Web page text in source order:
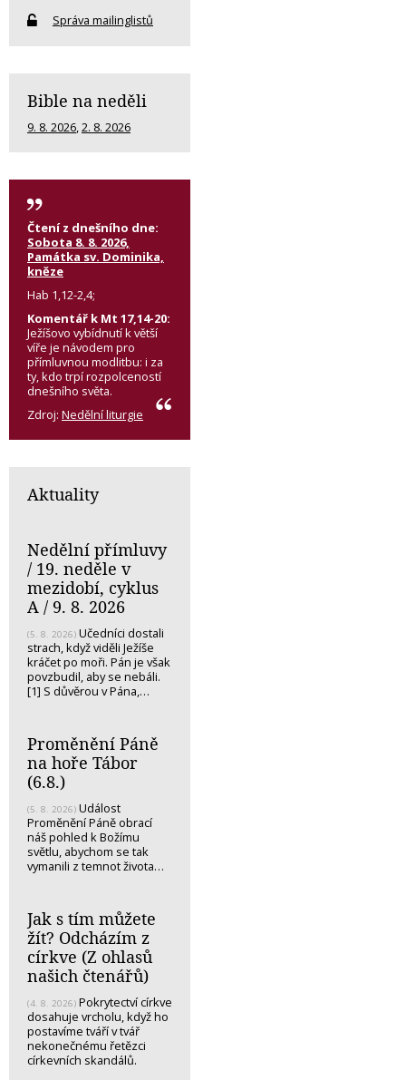
Správa mailinglistů
Bible na neděli
9. 8. 2026,2. 8. 2026
Čtení z dnešního dne:
Sobota 8. 8. 2026,
Památka sv. Dominika,
kněze
Hab 1,12-2,4;
Komentář k Mt 17,14-20:
Ježíšovo vybídnutí k větší
víře je návodem pro
přímluvnou modlitbu: i za
ty, kdo trpí rozpolceností
dnešního světa.
Zdroj: Nedělní liturgie
Aktuality
Nedělní přímluvy
/ 19. neděle v
mezidobí, cyklus
A / 9. 8. 2026
(5. 8. 2026) Učedníci dostali
strach, když viděli Ježíše
kráčet po moři. Pán je však
povzbudil, aby se nebáli.
[1] S důvěrou v Pána,…
Proměnění Páně
na hoře Tábor
(6.8.)
(5. 8. 2026) Událost
Proměnění Páně obrací
náš pohled k Božímu
světlu, abychom se tak
vymanili z temnot života…
Jak s tím můžete
žít? Odcházím z
církve (Z ohlasů
našich čtenářů)
(4. 8. 2026) Pokrytectví církve
dosahuje vrcholu, když ho
postavíme tváří v tvář
nekonečnému řetězci
církevních skandálů.